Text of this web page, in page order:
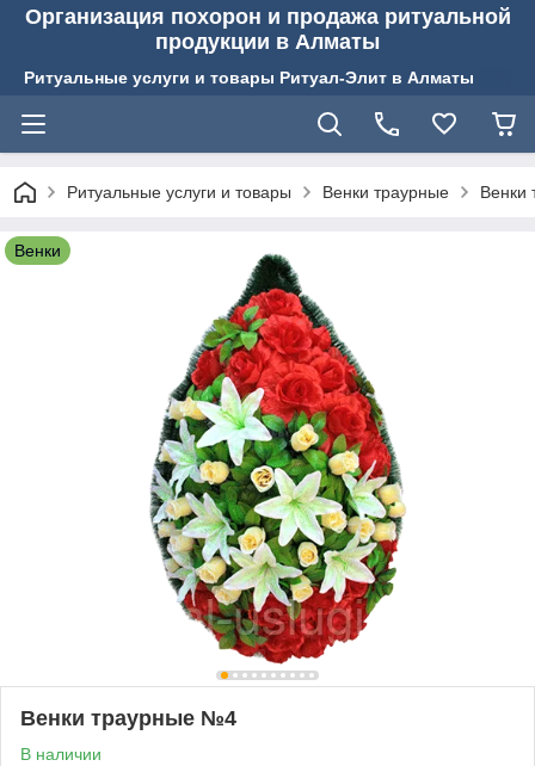
Организация похорон и продажа ритуальной
продукции в Алматы
Ритуальные услуги и товары Ритуал-Элит в Алматы
Ритуальные услуги и товары Венки траурные Венки
Венки
Венки траурные №4
В наличии